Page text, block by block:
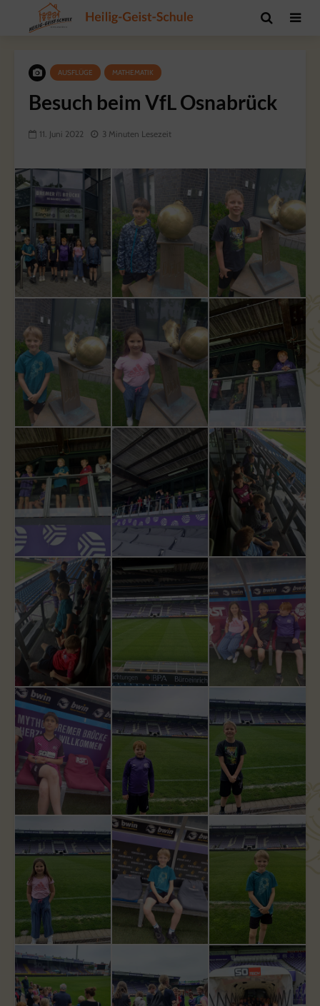
AUSFLÜGE MATHEMATIK
Besuch beim VfL Osnabrück
11. Juni 2022 3 Minuten Lesezeit